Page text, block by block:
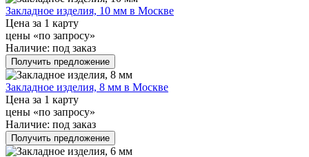
Закладное изделия, 10 мм в Москве
Цена за 1 карту
цены «по запросу»
Наличие: под заказ
Получить предложение
Закладное изделия, 8 мм в Москве
Цена за 1 карту
цены «по запросу»
Наличие: под заказ
Получить предложение